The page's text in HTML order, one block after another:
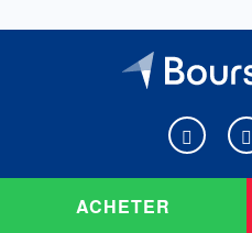
ACHETER